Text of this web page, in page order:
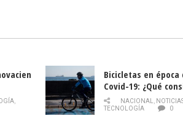
,
Bicicletas en época
Covid-19: ¿Qué
momento de
NACIONAL,
TECNOLOGÍA
0